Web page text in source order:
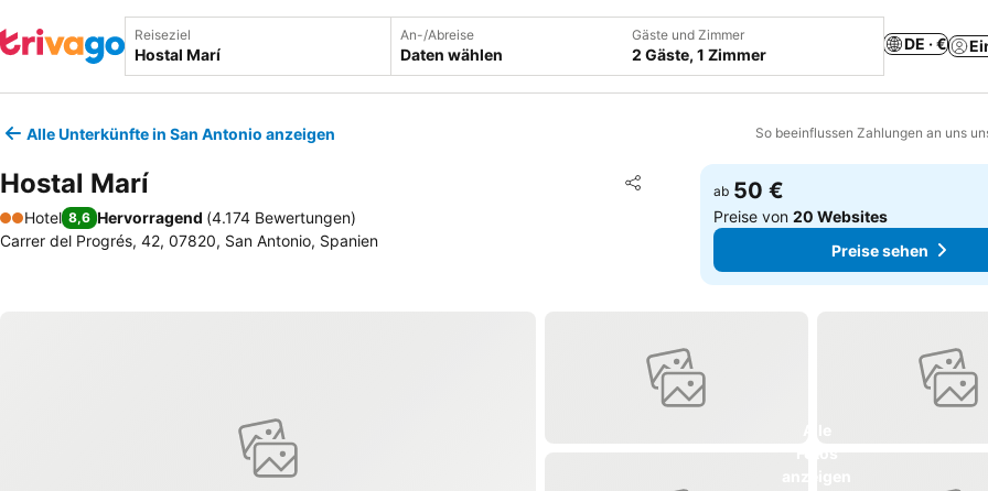
Reiseziel An-/Abreise
Daten wählen
Gäste und Zimmer
2 Gäste, 1 Zimmer
DE · €
Alle Unterkünfte in San Antonio anzeigen So beeinflussen Zahlungen an uns
Hostal Marí Teilen
Zu Favoriten hinzufügen
2 Sterne
Hotel 8,6 Hervorragend (4.174 Bewertungen)
Carrer del Progrés, 42, 07820, San Antonio, Spanien
ab 50 €
Preise von20 Websites
Preise sehen